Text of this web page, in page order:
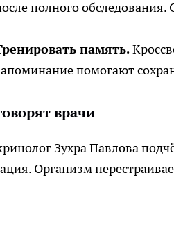
полного
память.
помогают
врачи
Зухра Павлова
Организм